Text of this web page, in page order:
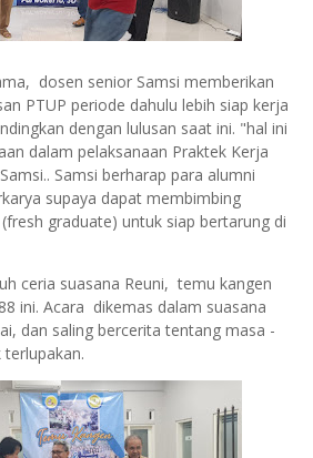
dosen senior Samsi memberikan
PTUP periode dahulu lebih siap kerja
dengan lulusan saat ini. "hal ini
dalam pelaksanaan Praktek Kerja
Samsi berharap para alumni
supaya dapat membimbing
graduate) untuk siap bertarung di
ceria suasana Reuni, temu kangen
ini. Acara dikemas dalam suasana
dan saling bercerita tentang masa -